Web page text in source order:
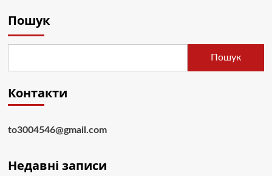
Пошук
Пошук
Контакти
to3004546@gmail.com
Недавні записи